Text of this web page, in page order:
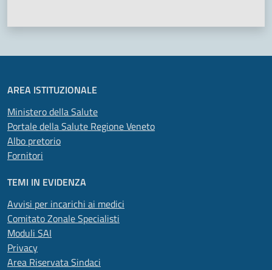
AREA ISTITUZIONALE
Ministero della Salute
Portale della Salute Regione Veneto
Albo pretorio
Fornitori
TEMI IN EVIDENZA
Avvisi per incarichi ai medici
Comitato Zonale Specialisti
Moduli SAI
Privacy
Area Riservata Sindaci